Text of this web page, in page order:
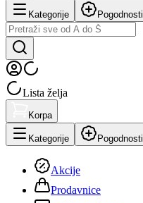
Kategorije Pogodnosti
Lista želja
Korpa
Kategorije Pogodnosti
Akcije
Prodavnice